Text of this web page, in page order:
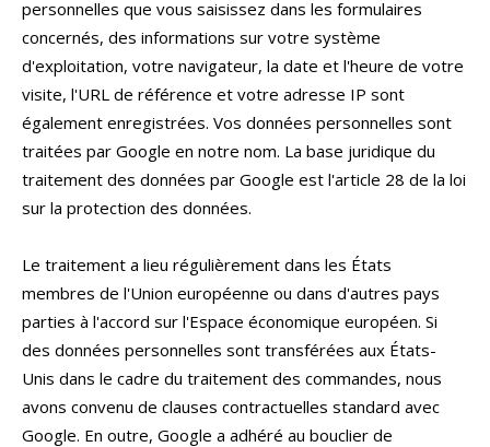
personnelles que vous saisissez dans les formulaires
concernés, des informations sur votre système
d'exploitation, votre navigateur, la date et l'heure de votre
visite, l'URL de référence et votre adresse IP sont
également enregistrées. Vos données personnelles sont
traitées par Google en notre nom. La base juridique du
traitement des données par Google est l'article 28 de la loi
sur la protection des données.
Le traitement a lieu régulièrement dans les États
membres de l'Union européenne ou dans d'autres pays
parties à l'accord sur l'Espace économique européen. Si
des données personnelles sont transférées aux États-
Unis dans le cadre du traitement des commandes, nous
avons convenu de clauses contractuelles standard avec
Google. En outre, Google a adhéré au bouclier de